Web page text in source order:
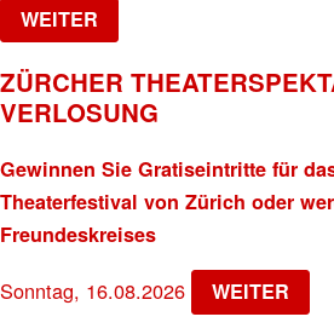
WEITER
ZÜRCHER
VERLOSUNG
Gewinnen Sie Gratiseintritte für
Theaterfestival von Zürich oder
Freundeskreises
Sonntag, 16.08.2026 WEITER